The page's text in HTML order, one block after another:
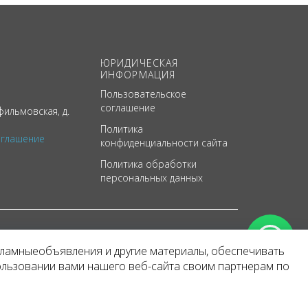
д.
ЮРИДИЧЕСКАЯ
ИНФОРМАЦИЯ
Пользовательское
соглашение
Политика
конфиденциальности сайта
Политика обработки
персональных данных
и другие материалы, обеспечивать
вами нашего веб-сайта своим партнерам по